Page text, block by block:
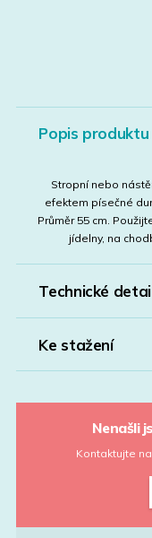
Popis produktu
Stropní nebo
efektem písečné
Průměr 55 cm.
jídelny, na
Technické
Ke stažení
Nenašli
Kontaktujte